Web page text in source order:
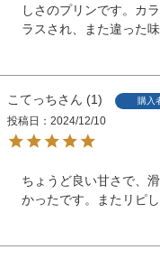
しさのプリンです。カ
ラスされ、また違った
こてっち 1 購入
投稿日
2024/12/10
ちょうど良い甘さで、
かったです。またリピし